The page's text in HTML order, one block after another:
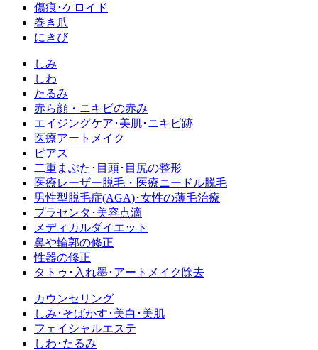
傷痕･ケロイド
巻き爪
にきび
しみ
しわ
たるみ
赤ら顔・ニキビの赤み
エイジングケア･美肌･ニキビ跡
医療アートメイク
ピアス
二重まぶた･目頭･目尻の整形
医療レーザー脱毛・医療ニードル脱毛
男性型脱毛症(AGA)･女性の薄毛治療
プラセンタ･美容点滴
メディカルダイエット
鼻や輪郭の修正
性器の修正
タトゥ･入れ墨･アートメイク除去
カウンセリング
しみ･そばかす･美白･美肌
フェイシャルエステ
しわ･たるみ